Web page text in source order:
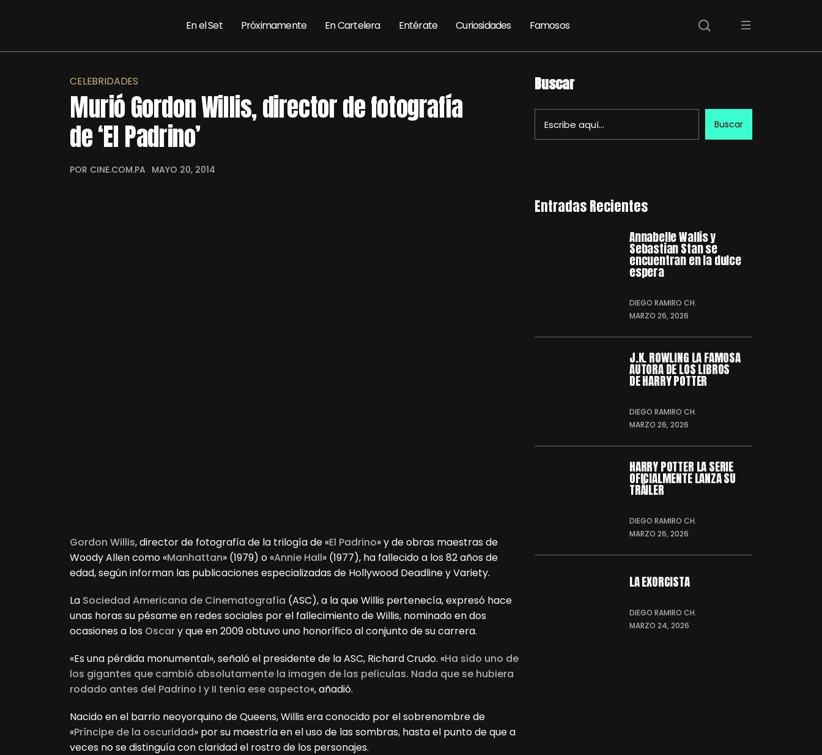
En el Set Próximamente En Cartelera Entérate Curiosidades Famosos
CELEBRIDADES
Murió Gordon Willis, director de fotografía
de ‘El Padrino’
POR CINE.COM.PA MAYO 20, 2014
Gordon Willis, director de fotografía de la trilogía de «El Padrino» y de obras maestras de
Woody Allen como «Manhattan» (1979) o «Annie Hall» (1977), ha fallecido a los 82 años de
edad, según informan las publicaciones especializadas de Hollywood Deadline y Variety.
La Sociedad Americana de Cinematografía (ASC), a la que Willis pertenecía, expresó hace
unas horas su pésame en redes sociales por el fallecimiento de Willis, nominado en dos
ocasiones a los Oscary que en 2009 obtuvo uno honorífico al conjunto de su carrera.
«Es una pérdida monumental», señaló el presidente de la ASC, Richard Crudo. «Ha sido uno de
los gigantes que cambió absolutamente la imagen de las películas. Nada que se hubiera
rodado antes del Padrino I y II tenía ese aspecto«, añadió.
Nacido en el barrio neoyorquino de Queens, Willis era conocido por el sobrenombre de
«Príncipe de la oscuridad» por su maestría en el uso de las sombras, hasta el punto de que a
veces no se distinguía con claridad el rostro de los personajes.
Buscar
Buscar
Entradas Recientes
Annabelle Wallis y
Sebastian Stan se
encuentran en la dulce
espera
DIEGO RAMIRO CH.
MARZO 26, 2026
J.K. ROWLING LA FAMOSA
AUTORA DE LOS LIBROS
DE HARRY POTTER
DIEGO RAMIRO CH.
MARZO 26, 2026
HARRY POTTER LA SERIE
OFICIALMENTE LANZA SU
TRÁILER
DIEGO RAMIRO CH.
MARZO 26, 2026
LA EXORCISTA
DIEGO RAMIRO CH.
MARZO 24, 2026